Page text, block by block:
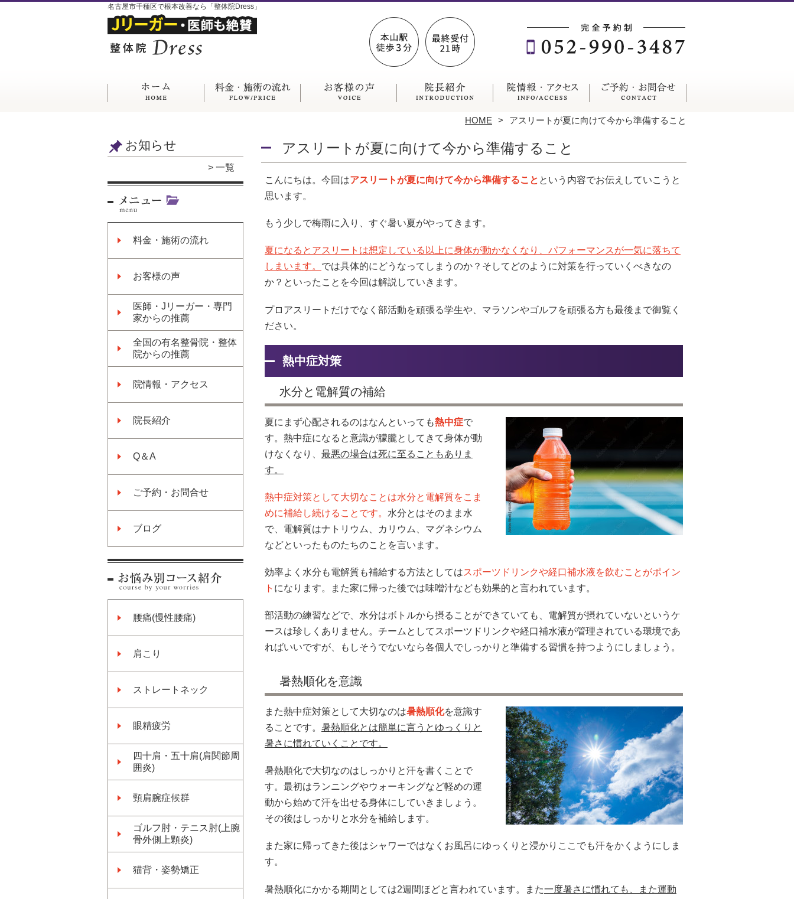
名古屋市千種区で根本改善なら「整体院Dress」
HOME アスリートが夏に向けて今から準備すること
お知らせ
一覧
料金・施術の流れ
お客様の声
医師・Jリーガー・専門
家からの推薦
全国の有名整骨院・整体
院からの推薦
院情報・アクセス
院長紹介
Q＆A
ご予約・お問合せ
ブログ
腰痛(慢性腰痛)
肩こり
ストレートネック
眼精疲労
四十肩・五十肩(肩関節周
囲炎)
頸肩腕症候群
ゴルフ肘・テニス肘(上腕
骨外側上顆炎)
猫背・姿勢矯正
アスリートが夏に向けて今から準備すること
こんにちは。今回はアスリートが夏に向けて今から準備すること という内容でお伝えしていこうと
思います。
もう少しで梅雨に入り、すぐ暑い夏がやってきます。
夏になるとアスリートは想定している以上に身体が動かなくなり、パフォーマンスが一気に落ちて
しまいます。 では具体的にどうなってしまうのか？そしてどのように対策を行っていくべきなの
か？といったことを今回は解説していきます。
プロアスリートだけでなく部活動を頑張る学生や、マラソンやゴルフを頑張る方も最後まで御覧く
ださい。
熱中症対策
水分と電解質の補給
夏にまず心配されるのはなんといっても熱中症で
す。熱中症になると意識が朦朧としてきて身体が動
けなくなり、 最悪の場合は死に至ることもありま
す。
熱中症対策として大切なことは水分と電解質をこま
めに補給し続けることです。 水分とはそのまま水
で、電解質はナトリウム、カリウム、マグネシウム
などといったものたちのことを言います。
効率よく水分も電解質も補給する方法としてはスポーツドリンクや経口補水液を飲むことがポイン
ト になります。また家に帰った後では味噌汁なども効果的と言われています。
部活動の練習などで、水分はボトルから摂ることができていても、電解質が摂れていないというケ
ースは珍しくありません。チームとしてスポーツドリンクや経口補水液が管理されている環境であ
ればいいですが、もしそうでないなら各個人でしっかりと準備する習慣を持つようにしましょう。
暑熱順化を意識
また熱中症対策として大切なのは暑熱順化を意識す
ることです。 暑熱順化とは簡単に言うとゆっくりと
暑さに慣れていくことです。
暑熱順化で大切なのはしっかりと汗を書くことで
す。最初はランニングやウォーキングなど軽めの運
動から始めて汗を出せる身体にしていきましょう。
その後はしっかりと水分を補給します。
また家に帰ってきた後はシャワーではなくお風呂にゆっくりと浸かりここでも汗をかくようにしま
す。
暑熱順化にかかる期間としては2週間ほどと言われています。また一度暑さに慣れても、また運動